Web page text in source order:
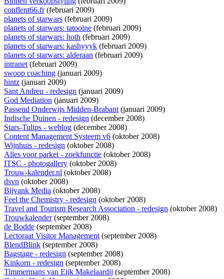
conflent66.fr(februari 2009)
planets of starwars (februari 2009)
planets of starwars: tatooine (februari 2009)
planets of starwars: hoth (februari 2009)
planets of starwars: kashyyyk (februari 2009)
planets of starwars: alderaan (februari 2009)
intranet(februari 2009)
swoop coaching (januari 2009)
hintz (januari 2009)
Sant Andreu - redesign (januari 2009)
God Mediation (januari 2009)
Passend Onderwijs Midden-Brabant(januari 2009)
Indische Duinen - redesign (december 2008)
Stars-Tulips - weblog (december 2008)
Content Management Systeem v6 (oktober 2008)
Wijnhuis - redesign (oktober 2008)
Alles voor parket - zoekfunctie (oktober 2008)
ITSC - photogallery (oktober 2008)
Trouw-kalender.nl (oktober 2008)
dsvn (oktober 2008)
Bijvank Media (oktober 2008)
Feel the Chemistry - redesign (oktober 2008)
Travel and Tourism Research Association - redesign (oktober 2008)
Trouwkalender(september 2008)
de Bodde (september 2008)
Lectoraat Visitor Management(september 2008)
BlendBlink (september 2008)
Bagstage - redesign (september 2008)
Kinkorn - redesign (september 2008)
Timmermans van Eijk Makelaardij (september 2008)